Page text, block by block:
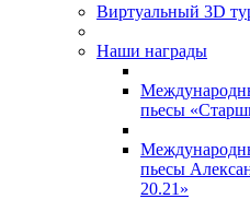
Виртуальный 3D
Наши награды
пьесы
пьесы
20.21»